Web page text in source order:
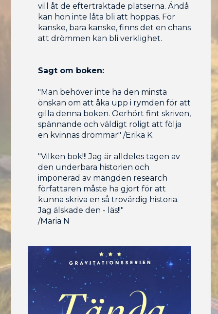
vill åt de eftertraktade platserna. Ändå
kan hon inte låta bli att hoppas. För
kanske, bara kanske, finns det en chans
att drömmen kan bli verklighet.
Sagt om boken:
"Man behöver inte ha den minsta
önskan om att åka upp i rymden för att
gilla denna boken. Oerhört fint skriven,
spännande och väldigt roligt att följa
en kvinnas drömmar" /Erika K
"Vilken bok!!! Jag är alldeles tagen av
den underbara historien och
imponerad av mängden research
författaren måste ha gjort för att
kunna skriva en så trovärdig historia.
Jag älskade den - läs!!"
/Maria N